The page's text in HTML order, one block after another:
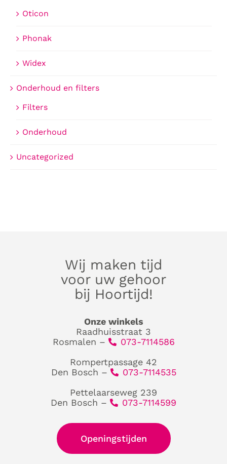
Oticon
Phonak
Widex
Onderhoud en filters
Filters
Onderhoud
Uncategorized
Wij maken tijd
voor uw gehoor
bij Hoortijd!
Onze winkels
Raadhuisstraat 3
Rosmalen –
073-7114586
Rompertpassage 42
Den Bosch –
073-7114535
Pettelaarseweg 239
Den Bosch –
073-7114599
Openingstijden